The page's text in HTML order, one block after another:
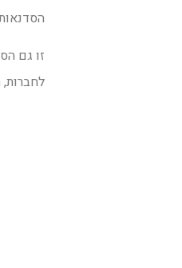
זו גם